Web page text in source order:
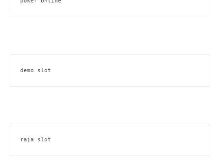
demo slot
raja slot